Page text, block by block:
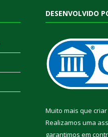
DESENVOLVIDO
Muito mais que
Realizamos uma
garantimos em